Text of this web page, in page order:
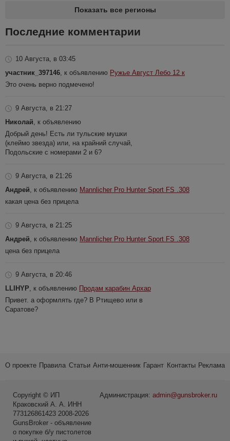
Показать все регионы
Последние комментарии
10 Августа, в 03:45
участник_397146, к объявлению Ружье Август Лебо 12 к
Это очень верно подмечено!
9 Августа, в 21:27
Николай, к объявлению
Добрый день! Есть ли тульские мушки
(клеймо звезда) или, на крайний случай,
Подольские с номерами 2 и 6?
9 Августа, в 21:26
Андрей, к объявлению Mannlicher Pro Hunter Sport FS .308
какая цена без прицела
9 Августа, в 21:25
Андрей, к объявлению Mannlicher Pro Hunter Sport FS .308
цена без прицела
9 Августа, в 20:46
LLIHYP, к объявлению Продам карабин Архар
Привет. а оформлять где? В Ртищево или в
Саратове?
О проекте Правила Статьи Анти-мошенник Гарант Контакты Реклама
Администрация: admin@gunsbroker.ru
Copyright © ИП
Краковский А. А. ИНН
773126861423 2008-2026
GunsBroker - объявление
о покупке б/у пистолетов